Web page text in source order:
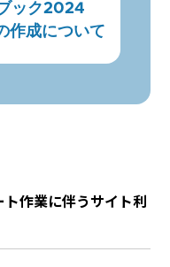
ック2024
作成について
ト作業に伴うサイト利